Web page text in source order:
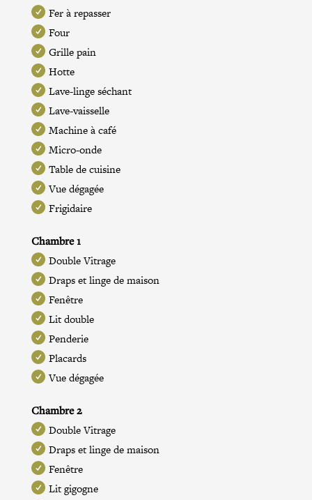
Fer à repasser
Four
Grille pain
Hotte
Lave-linge séchant
Lave-vaisselle
Machine à café
Micro-onde
Table de cuisine
Vue dégagée
Frigidaire
Chambre 1
Double Vitrage
Draps et linge de maison
Fenêtre
Lit double
Penderie
Placards
Vue dégagée
Chambre 2
Double Vitrage
Draps et linge de maison
Fenêtre
Lit gigogne